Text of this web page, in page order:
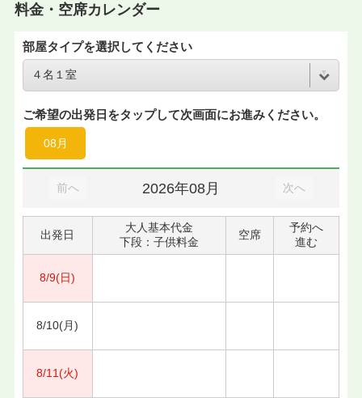
料金・空席カレンダー
部屋タイプを選択してください
ご希望の出発日をタップして次画面にお進みください。
08月
前へ 2026年08月 次へ
出発日
大人基本代金
下段：子供料金
空席
予約へ
進む
8/9(日)
8/10(月)
8/11(火)